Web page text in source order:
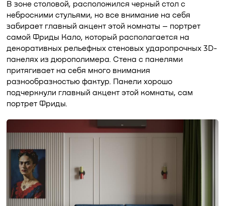
В зоне столовой, расположился черный стол с
неброскими стульями, но все внимание на себя
забирает главный акцент этой комнаты – портрет
самой Фриды Кало, который располагается на
декоративных рельефных стеновых ударопрочных 3D-
панелях из дюрополимера. Стена с панелями
притягивает на себя много внимания
разнообразностью фактур. Панели хорошо
подчеркнули главный акцент этой комнаты, сам
портрет Фриды.